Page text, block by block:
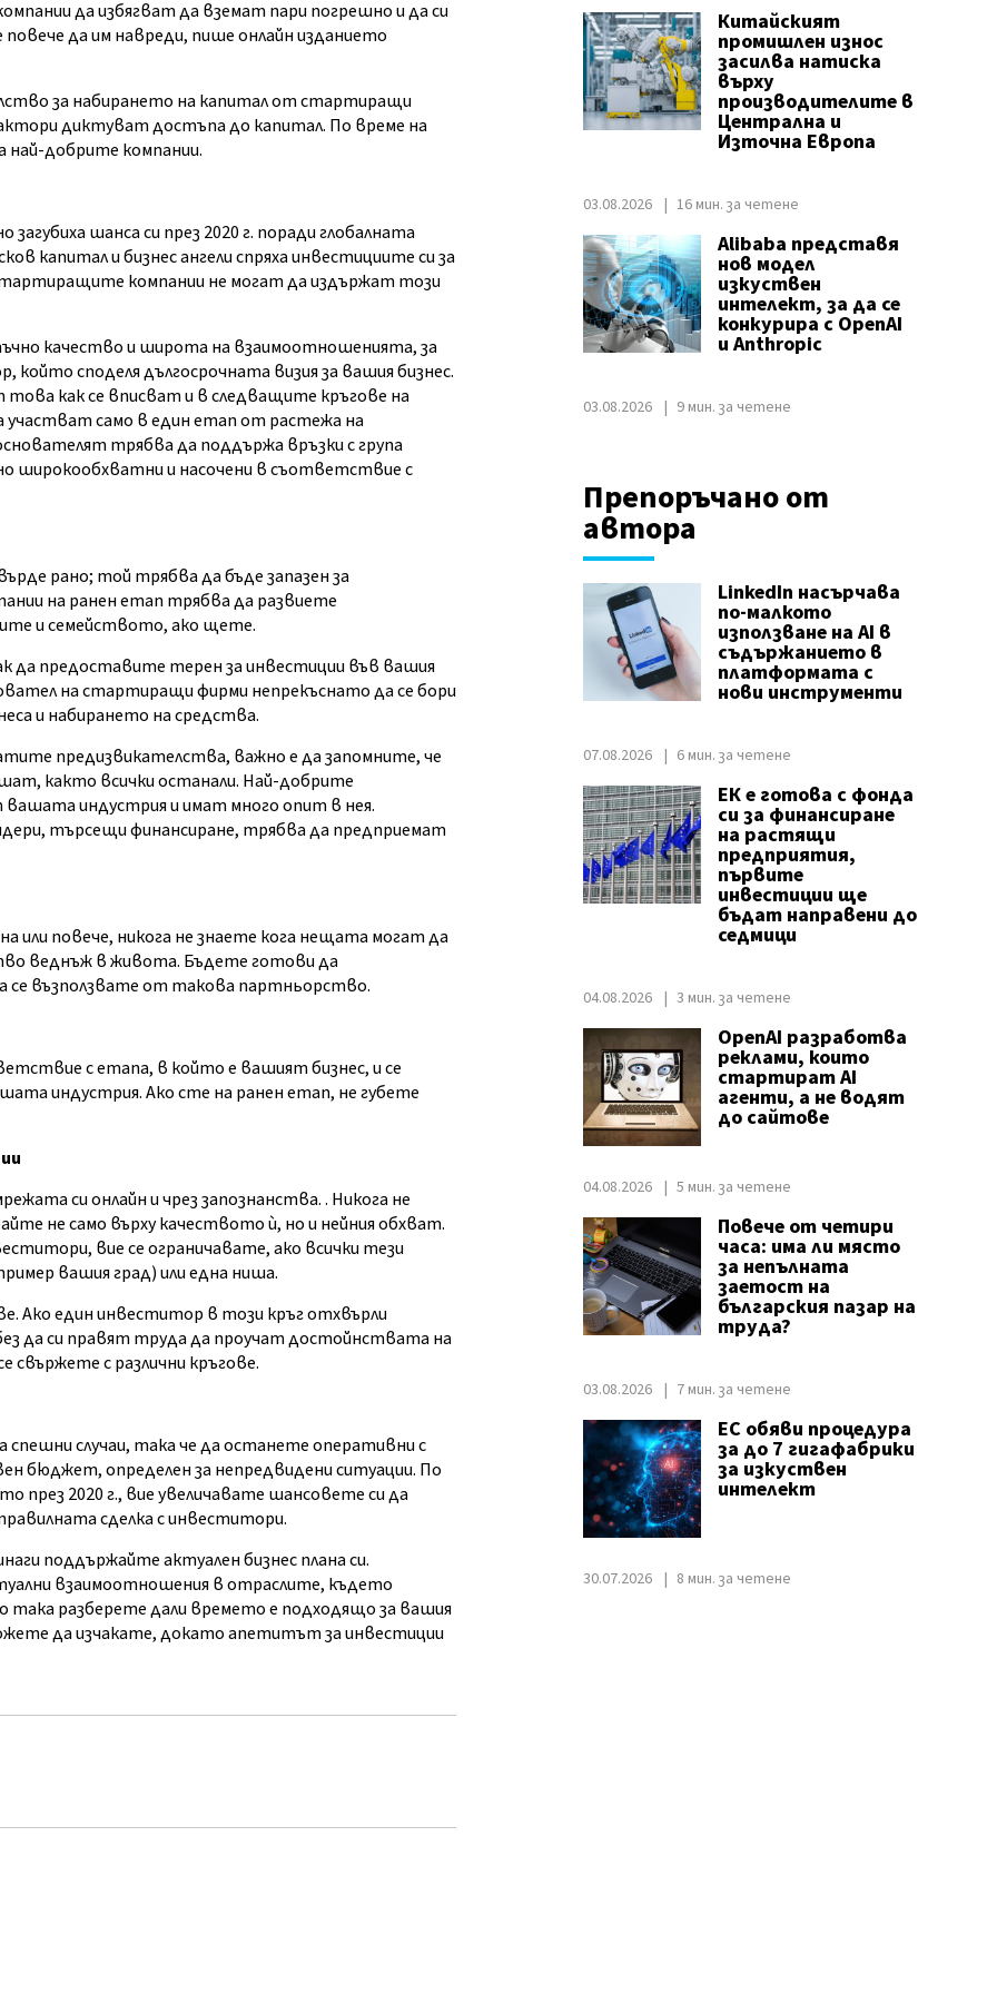
да избягват да вземат пари погрешно и да си
да им навреди, пише онлайн изданието
за набирането на капитал от стартиращи
диктуват достъпа до капитал. По време на
най-добрите компании.
шанса си през 2020 г. поради глобалната
капитал и бизнес ангели спряха инвестициите си за
компании не могат да издържат този
качество и широта на взаимоотношенията, за
споделя дългосрочната визия за вашия бизнес.
как се вписват и в следващите кръгове на
участват само в един етап от растежа на
трябва да поддържа връзки с група
широкообхватни и насочени в съответствие с
рано; той трябва да бъде запазен за
на ранен етап трябва да развиете
и семейството, ако щете.
да предоставите терен за инвестиции във вашия
на стартиращи фирми непрекъснато да се бори
и набирането на средства.
предизвикателства, важно е да запомните, че
както всички останали. Най-добрите
индустрия и имат много опит в нея.
търсещи финансиране, трябва да предприемат
или повече, никога не знаете кога нещата могат да
веднъж в живота. Бъдете готови да
се възползвате от такова партньорство.
с етапа, в който е вашият бизнес, и се
индустрия. Ако сте на ранен етап, не губете
си онлайн и чрез запознанства. . Никога не
не само върху качеството ѝ, но и нейния обхват.
вие се ограничавате, ако всички тези
вашия град) или една ниша.
Ако един инвеститор в този кръг отхвърли
да си правят труда да проучат достойнствата на
с различни кръгове.
случаи, така че да останете оперативни с
бюджет, определен за непредвидени ситуации. По
през 2020 г., вие увеличавате шансовете си да
сделка с инвеститори.
поддържайте актуален бизнес плана си.
взаимоотношения в отраслите, където
разберете дали времето е подходящо за вашия
да изчакате, докато апетитът за инвестиции
Китайският
промишлен износ
засилва натиска
върху
производителите в
Централна и
Източна Европа
03.08.2026 16 мин. за четене
Alibaba представя
нов модел
изкуствен
интелект, за да се
конкурира с OpenAI
и Anthropic
03.08.2026 9 мин. за четене
Препоръчано от
автора
LinkedIn насърчава
по-малкото
използване на AI в
съдържанието в
платформата с
нови инструменти
07.08.2026 6 мин. за четене
ЕК е готова с фонда
си за финансиране
на растящи
предприятия,
първите
инвестиции ще
бъдат направени до
седмици
04.08.2026 3 мин. за четене
OpenAI разработва
реклами, които
стартират AI
агенти, а не водят
до сайтове
04.08.2026 5 мин. за четене
Повече от четири
часа: има ли място
за непълната
заетост на
българския пазар на
труда?
03.08.2026 7 мин. за четене
ЕС обяви процедура
за до 7 гигафабрики
за изкуствен
интелект
30.07.2026 8 мин. за четене